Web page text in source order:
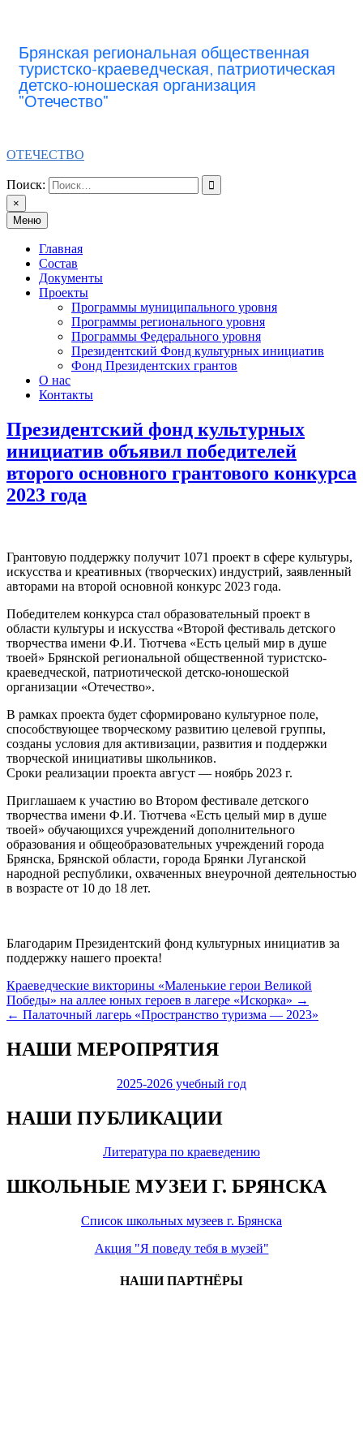
Брянская региональная общественная
туристско-краеведческая, патриотическая
детско-юношеская организация
"Отечество"
ОТЕЧЕСТВО
Поиск:
×
Меню
Главная
Состав
Документы
Проекты
Программы муниципального уровня
Программы регионального уровня
Программы Федерального уровня
Президентский Фонд культурных инициатив
Фонд Президентских грантов
О нас
Контакты
Президентский фонд культурных
инициатив объявил победителей
второго основного грантового конкурса
2023 года
Грантовую поддержку получит 1071 проект в сфере культуры,
искусства и креативных (творческих) индустрий, заявленный
авторами на второй основной конкурс 2023 года.
Победителем конкурса стал образовательный проект в
области культуры и искусства «Второй фестиваль детского
творчества имени Ф.И. Тютчева «Есть целый мир в душе
твоей» Брянской региональной общественной туристско-
краеведческой, патриотической детско-юношеской
организации «Отечество».
В рамках проекта будет сформировано культурное поле,
способствующее творческому развитию целевой группы,
созданы условия для активизации, развития и поддержки
творческой инициативы школьников.
Сроки реализации проекта август — ноябрь 2023 г.
Приглашаем к участию во Втором фестивале детского
творчества имени Ф.И. Тютчева «Есть целый мир в душе
твоей» обучающихся учреждений дополнительного
образования и общеобразовательных учреждений города
Брянска, Брянской области, города Брянки Луганской
народной республики, охваченных внеурочной деятельностью
в возрасте от 10 до 18 лет.
Благодарим Президентский фонд культурных инициатив за
поддержку нашего проекта!
Навигация
по
Краеведческие викторины «Маленькие герои Великой
Победы» на аллее юных героев в лагере «Искорка» →
← Палаточный лагерь «Пространство туризма — 2023»
НАШИ МЕРОПРЯТИЯ
2025-2026 учебный год
НАШИ ПУБЛИКАЦИИ
Литература по краеведению
ШКОЛЬНЫЕ МУЗЕИ Г. БРЯНСКА
Список школьных музеев г. Брянска
Акция "Я поведу тебя в музей"
НАШИ ПАРТНЁРЫ